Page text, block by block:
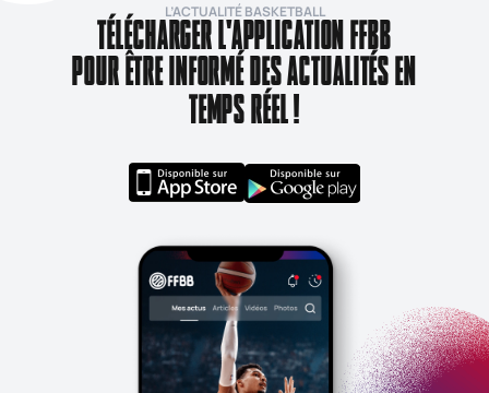
L’ACTUALITÉ BASKETBALL
TÉLÉCHARGER L'APPLICATION FFBB
POUR ÊTRE INFORMÉ DES ACTUALITÉS EN
TEMPS RÉEL !